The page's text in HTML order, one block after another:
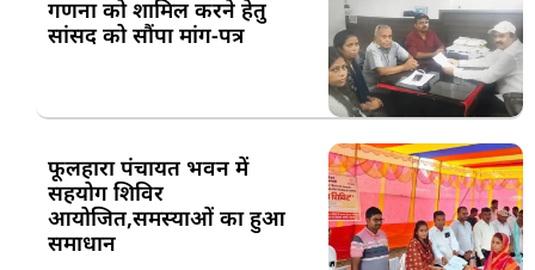
गणना को शामिल करने हेतु
सांसद को सौंपा मांग-पत्र
फूलहारा पंचायत भवन में
सहयोग शिविर
आयोजित,समस्याओं का हुआ
समाधान